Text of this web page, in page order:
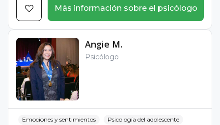
Más información sobre el psicólogo
Angie M.
Psicólogo
Emociones y sentimientos
Psicología del adolescente